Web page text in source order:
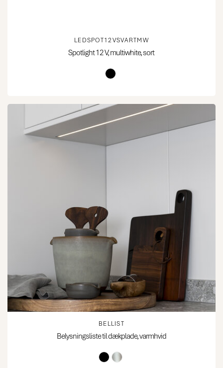
LEDSPOT12VSVARTMW
Spotlight 12 V, multiwhite, sort
BELLIST
Belysningsliste til dækplade, varmhvid